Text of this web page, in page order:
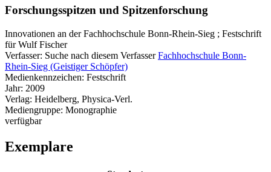
Forschungsspitzen und Spitzenforschung
Innovationen an der Fachhochschule Bonn-Rhein-Sieg ; Festschrift
für Wulf Fischer
Verfasser: Suche nach diesem Verfasser Fachhochschule Bonn-
Rhein-Sieg (Geistiger Schöpfer)
Medienkennzeichen: Festschrift
Jahr: 2009
Verlag: Heidelberg, Physica-Verl.
Mediengruppe: Monographie
verfügbar
Exemplare